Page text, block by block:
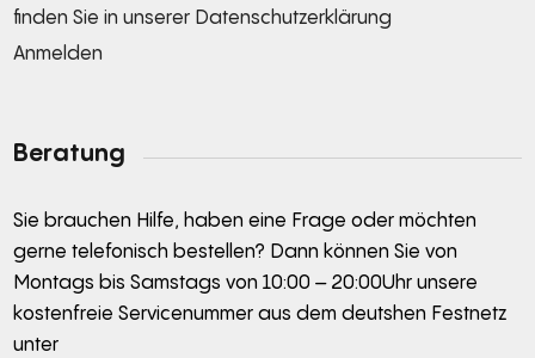
finden Sie in unserer Datenschutzerklärung
Anmelden
Beratung
Sie brauchen Hilfe, haben eine Frage oder möchten
gerne telefonisch bestellen? Dann können Sie von
Montags bis Samstags von 10:00 – 20:00Uhr unsere
kostenfreie Servicenummer aus dem deutshen Festnetz
unter